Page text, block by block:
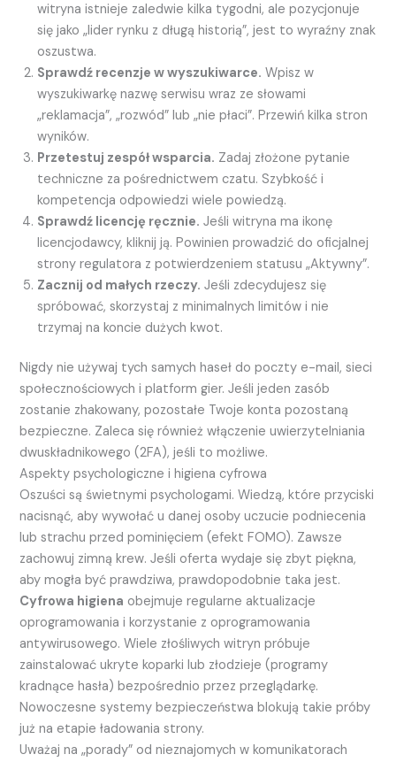
witryna istnieje zaledwie kilka tygodni, ale pozycjonuje
się jako „lider rynku z długą historią”, jest to wyraźny znak
oszustwa.
Sprawdź recenzje w wyszukiwarce. Wpisz w
wyszukiwarkę nazwę serwisu wraz ze słowami
„reklamacja”, „rozwód” lub „nie płaci”. Przewiń kilka stron
wyników.
Przetestuj zespół wsparcia. Zadaj złożone pytanie
techniczne za pośrednictwem czatu. Szybkość i
kompetencja odpowiedzi wiele powiedzą.
Sprawdź licencję ręcznie. Jeśli witryna ma ikonę
licencjodawcy, kliknij ją. Powinien prowadzić do oficjalnej
strony regulatora z potwierdzeniem statusu „Aktywny”.
Zacznij od małych rzeczy. Jeśli zdecydujesz się
spróbować, skorzystaj z minimalnych limitów i nie
trzymaj na koncie dużych kwot.
Nigdy nie używaj tych samych haseł do poczty e-mail, sieci
społecznościowych i platform gier. Jeśli jeden zasób
zostanie zhakowany, pozostałe Twoje konta pozostaną
bezpieczne. Zaleca się również włączenie uwierzytelniania
dwuskładnikowego (2FA), jeśli to możliwe.
Aspekty psychologiczne i higiena cyfrowa
Oszuści są świetnymi psychologami. Wiedzą, które przyciski
nacisnąć, aby wywołać u danej osoby uczucie podniecenia
lub strachu przed pominięciem (efekt FOMO). Zawsze
zachowuj zimną krew. Jeśli oferta wydaje się zbyt piękna,
aby mogła być prawdziwa, prawdopodobnie taka jest.
Cyfrowa higiena obejmuje regularne aktualizacje
oprogramowania i korzystanie z oprogramowania
antywirusowego. Wiele złośliwych witryn próbuje
zainstalować ukryte koparki lub złodzieje (programy
kradnące hasła) bezpośrednio przez przeglądarkę.
Nowoczesne systemy bezpieczeństwa blokują takie próby
już na etapie ładowania strony.
Uważaj na „porady” od nieznajomych w komunikatorach